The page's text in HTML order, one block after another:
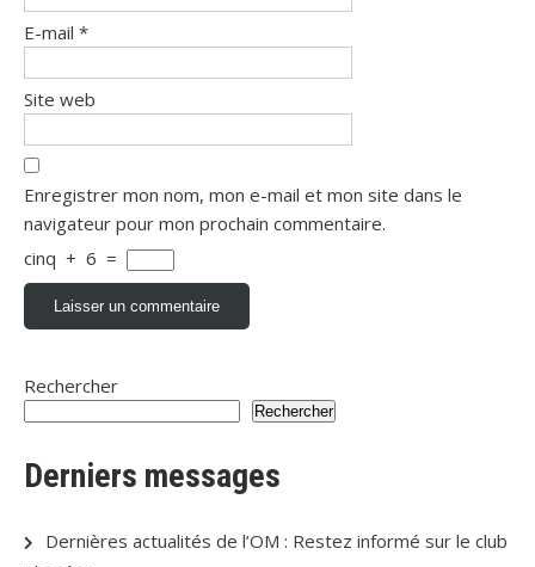
E-mail *
Site web
Enregistrer mon nom, mon e-mail et mon site dans le
navigateur pour mon prochain commentaire.
cinq + 6 =
Rechercher
Rechercher
Derniers messages
Dernières actualités de l’OM : Restez informé sur le club